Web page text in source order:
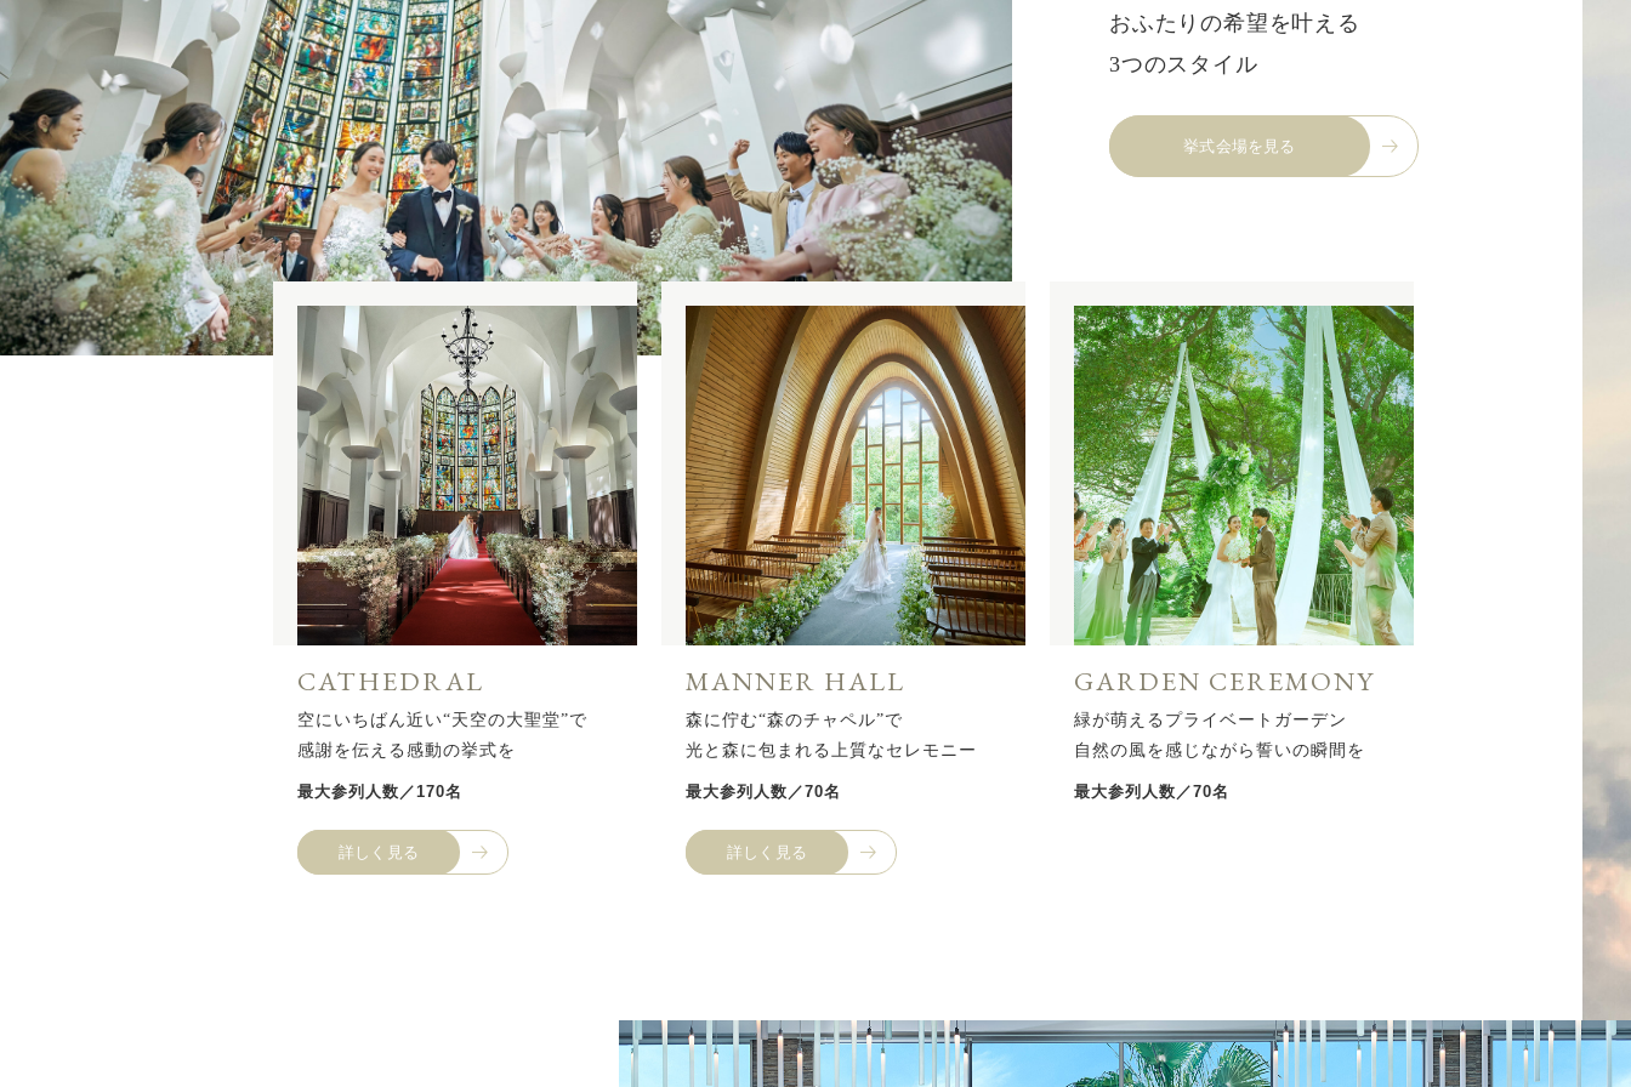
おふたりの希望を叶える
3つのスタイル
挙式会場を見る
CATHEDRAL
空にいちばん近い“天空の大聖堂”で
感謝を伝える感動の挙式を
最大参列人数／170名
詳しく見る
MANNER HALL
森に佇む“森のチャペル”で
光と森に包まれる上質なセレモニー
最大参列人数／70名
詳しく見る
GARDEN CEREMONY
緑が萌えるプライベートガーデン
自然の風を感じながら誓いの瞬間を
最大参列人数／70名